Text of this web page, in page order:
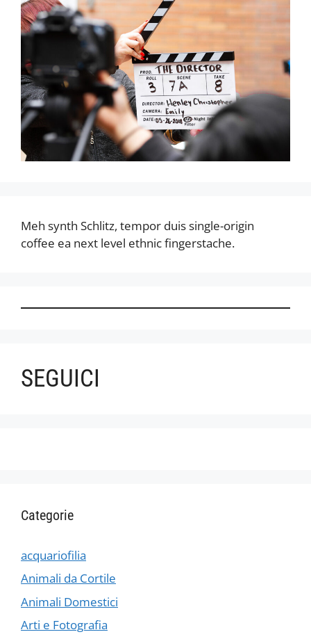
Meh synth Schlitz, tempor duis single-origin
coffee ea next level ethnic fingerstache.
SEGUICI
Categorie
acquariofilia
Animali da Cortile
Animali Domestici
Arti e Fotografia